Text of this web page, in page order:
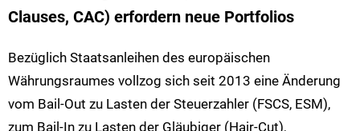
Clauses, CAC) erfordern neue Portfolios
Bezüglich Staatsanleihen des europäischen
Währungsraumes vollzog sich seit 2013 eine Änderung
vom Bail-Out zu Lasten der Steuerzahler (FSCS, ESM),
zum Bail-In zu Lasten der Gläubiger (Hair-Cut),